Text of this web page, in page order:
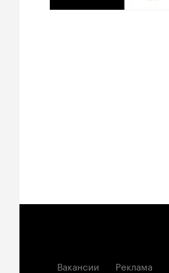
Вакансии Реклама